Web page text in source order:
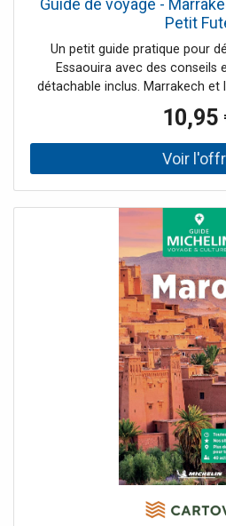
Petit
Un petit guide pratique pour
Essaouira avec des conseils
détachable inclus. Marrakech et
destination préférée des
pourquoi un guide lui est
passé plusieurs mois sur place
place Jemaa el Fna, les
haut sommet d'Afrique du Nord,
les palmeraies et les
désert.
10,95